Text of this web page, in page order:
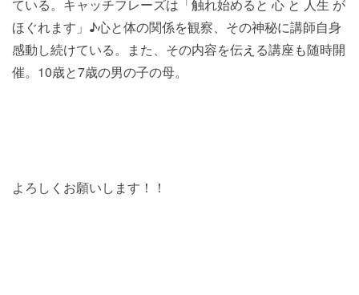
ている。キャッチフレーズは「触れ始めると 心 と 人生 が
ほぐれます」♪心と体の関係を観察、その神秘に講師自身
感動し続けている。また、その内容を伝える講座も随時開
催。10歳と7歳の男の子の母。
よろしくお願いします！！